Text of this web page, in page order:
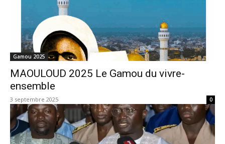
Gamou 2025
MAOULOUD 2025 Le Gamou du vivre-
ensemble
3 septembre 2025 0